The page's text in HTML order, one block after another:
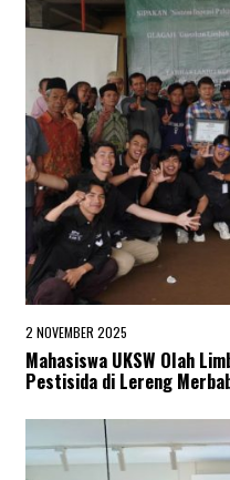
2 NOVEMBER 2025
N
O
V
M
Mahasiswa UKSW Olah
Pestisida di Lereng